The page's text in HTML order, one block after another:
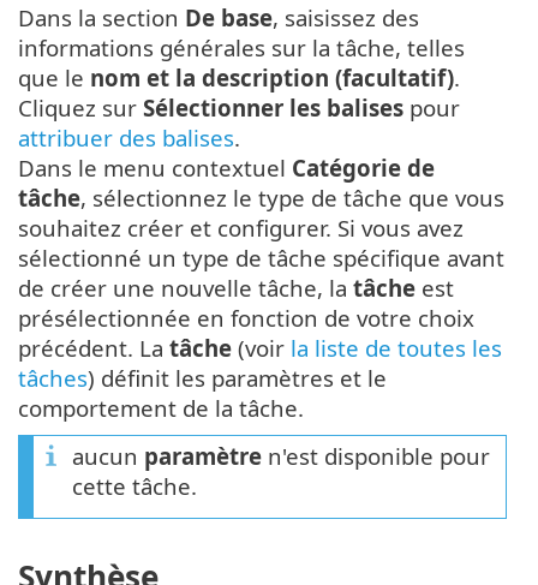
Dans la section De base, saisissez des
informations générales sur la tâche, telles
que le nom et la description (facultatif).
Cliquez sur Sélectionner les balises pour
attribuer des balises.
Dans le menu contextuel Catégorie de
tâche, sélectionnez le type de tâche que vous
souhaitez créer et configurer. Si vous avez
sélectionné un type de tâche spécifique avant
de créer une nouvelle tâche, la tâche est
présélectionnée en fonction de votre choix
précédent. La tâche (voir la liste de toutes les
tâches) définit les paramètres et le
comportement de la tâche.
aucun paramètre n'est disponible pour
cette tâche.